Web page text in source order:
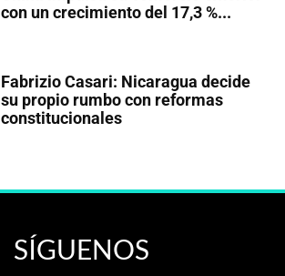
con un crecimiento del 17,3 %...
Fabrizio Casari: Nicaragua decide
su propio rumbo con reformas
constitucionales
SÍGUENOS